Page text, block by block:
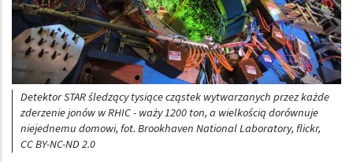
Detektor STAR śledzący tysiące cząstek wytwarzanych przez każde
zderzenie jonów w RHIC - waży 1200 ton, a wielkością dorównuje
niejednemu domowi, fot. Brookhaven National Laboratory, flickr,
CC BY-NC-ND 2.0